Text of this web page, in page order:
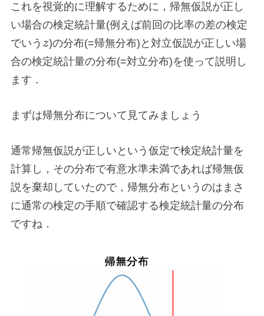
これを視覚的に理解するために，帰無仮説が正し
い場合の検定統計量(例えば前回の比率の差の検定
でいう z)の分布(=帰無分布)と対立仮説が正しい場
合の検定統計量の分布(=対立分布)を使って説明し
ます．
まずは帰無分布について見てみましょう
通常帰無仮説が正しいという仮定で検定統計量を
計算し，その分布で有意水準未満であれば帰無仮
説を棄却していたので，帰無分布というのはまさ
に通常の検定の手順で確認する検定統計量の分布
ですね．